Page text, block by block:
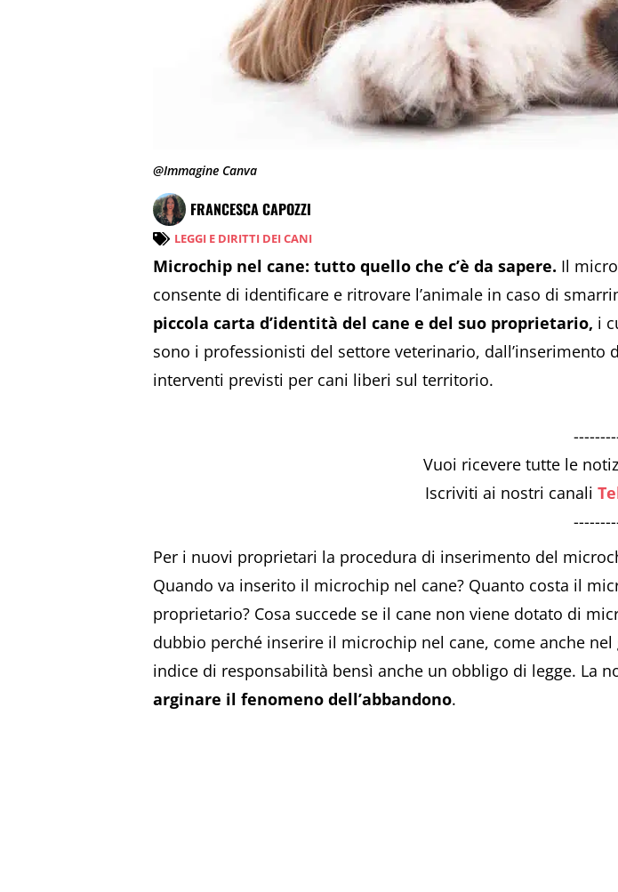
@Immagine Canva
FRANCESCA CAPOZZI
LEGGI E DIRITTI DEI CANI
Microchip nel cane: tutto quello che c’è da sapere. Il
consente di identificare e ritrovare l’animale in caso di
piccola carta d’identità del cane e del suo proprietario, i
sono i professionisti del settore veterinario, dall’inserimento
interventi previsti per cani liberi sul territorio.
Vuoi ricevere tutte le
Iscriviti ai nostri canali
Per i nuovi proprietari la procedura di inserimento del
Quando va inserito il microchip nel cane? Quanto costa il
proprietario? Cosa succede se il cane non viene dotato di
dubbio perché inserire il microchip nel cane, come anche
indice di responsabilità bensì anche un obbligo di legge. La
arginare il fenomeno dell’abbandono.